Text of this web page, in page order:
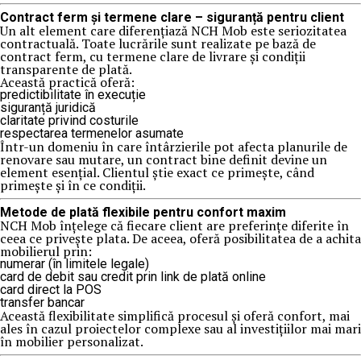
Contract ferm și termene clare – siguranță pentru client
Un alt element care diferențiază NCH Mob este seriozitatea
contractuală. Toate lucrările sunt realizate pe bază de
contract ferm, cu termene clare de livrare și condiții
transparente de plată.
Această practică oferă:
predictibilitate în execuție
siguranță juridică
claritate privind costurile
respectarea termenelor asumate
Într-un domeniu în care întârzierile pot afecta planurile de
renovare sau mutare, un contract bine definit devine un
element esențial. Clientul știe exact ce primește, când
primește și în ce condiții.
Metode de plată flexibile pentru confort maxim
NCH Mob înțelege că fiecare client are preferințe diferite în
ceea ce privește plata. De aceea, oferă posibilitatea de a achita
mobilierul prin:
numerar (în limitele legale)
card de debit sau credit prin link de plată online
card direct la POS
transfer bancar
Această flexibilitate simplifică procesul și oferă confort, mai
ales în cazul proiectelor complexe sau al investițiilor mai mari
în mobilier personalizat.